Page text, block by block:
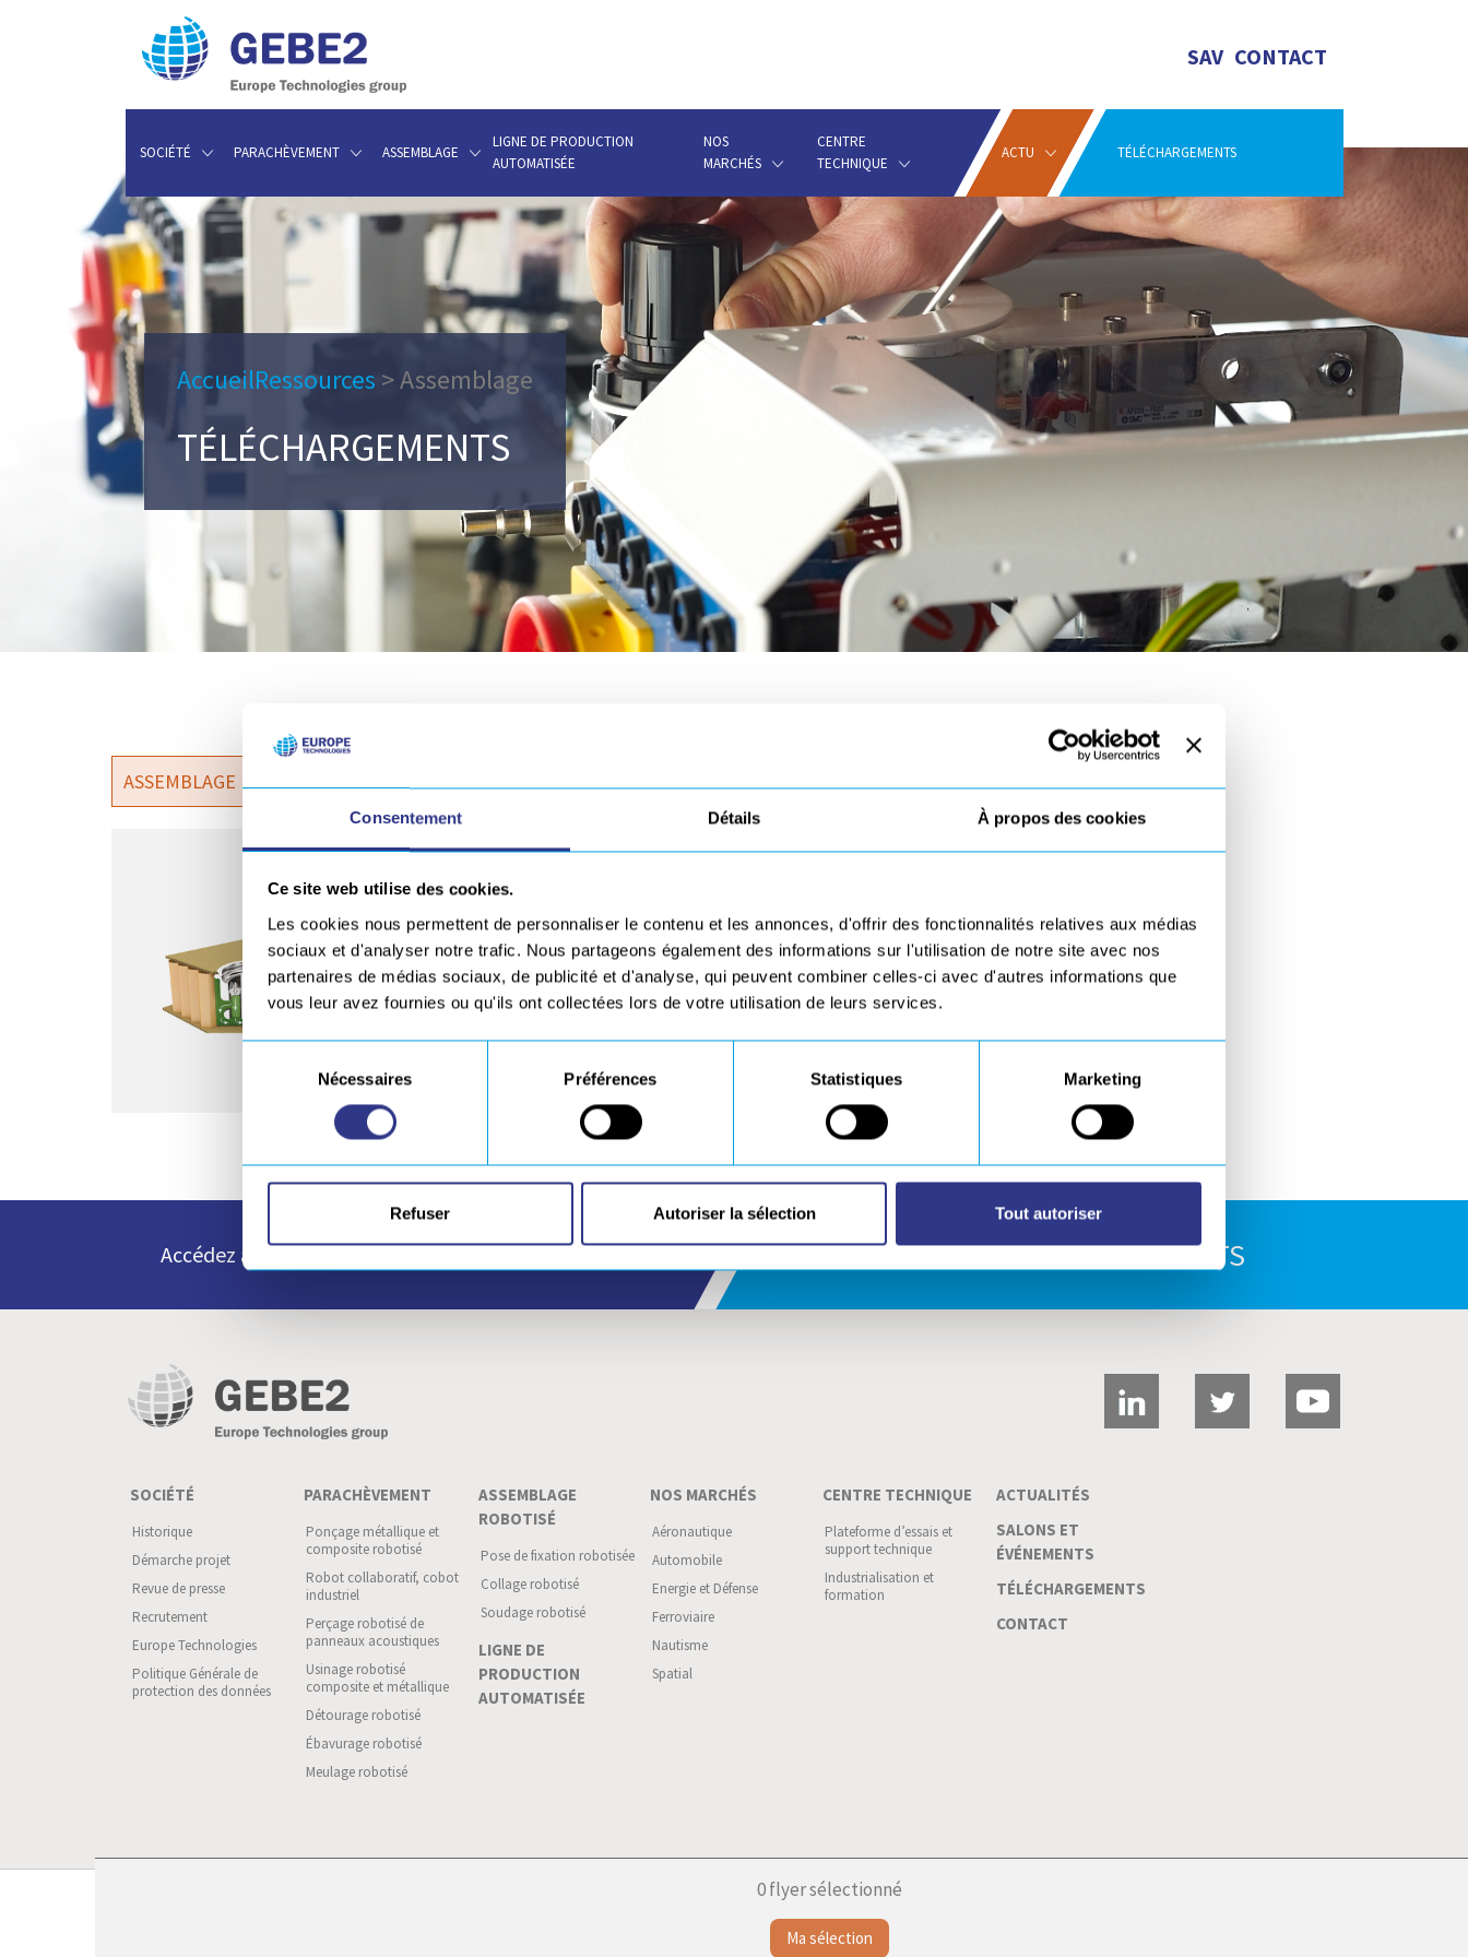
Consentement Détails À propos des cookies
Ce site web utilise des cookies.
Les cookies nous permettent de personnaliser le contenu et les annonces, d'offrir des fonctionnalités relatives aux médias
sociaux et d'analyser notre trafic. Nous partageons également des informations sur l'utilisation de notre site avec nos
partenaires de médias sociaux, de publicité et d'analyse, qui peuvent combiner celles-ci avec d'autres informations que
vous leur avez fournies ou qu'ils ont collectées lors de votre utilisation de leurs services.
consentement
Nécessaires Préférences Statistiques Marketing
Refuser Autoriser la sélection Tout autoriser
SAV CONTACT
SOCIÉTÉ PARACHÈVEMENT ASSEMBLAGE
LIGNE DE PRODUCTION
AUTOMATISÉE
NOS
MARCHÉS
CENTRE
TECHNIQUE
ACTU TÉLÉCHARGEMENTS
AccueilRessources >Assemblage
TÉLÉCHARGEMENTS
ASSEMBLAGE MARCHÉS PARACHÈVEMENT PRESSE
Assemblage
SECAMNIDA® - POSE D'INSERTS AUTOMATISÉE POUR PANNEAU SANDWICH
proposer une solution de pose d’inserts automatisée pour les panneaux sandwich Nida
métalliques et composites (Nomex et Alu).
Sélectionner
0 flyer sélectionné
Ma sélection
Accédez à toutes nos ressources en téléchargement ESPACE DE TÉLÉCHARGEMENTS
SOCIÉTÉ
Historique
Démarche projet
Revue de presse
Recrutement
Europe Technologies
Politique Générale de
protection des données
PARACHÈVEMENT
Ponçage métallique et
composite robotisé
Robot collaboratif, cobot
industriel
Perçage robotisé de
panneaux acoustiques
Usinage robotisé
composite et métallique
Détourage robotisé
Ébavurage robotisé
Meulage robotisé
ASSEMBLAGE
ROBOTISÉ
Pose de fixation robotisée
Collage robotisé
Soudage robotisé
LIGNE DE
PRODUCTION
AUTOMATISÉE
NOS MARCHÉS
Aéronautique
Automobile
Energie et Défense
Ferroviaire
Nautisme
Spatial
CENTRE TECHNIQUE
Plateforme d’essais et
support technique
Industrialisation et
formation
ACTUALITÉS
SALONS ET
ÉVÉNEMENTS
TÉLÉCHARGEMENTS
CONTACT
© 2026 Europe Technologies - Tous droits réservés.RéalisationWiboo |